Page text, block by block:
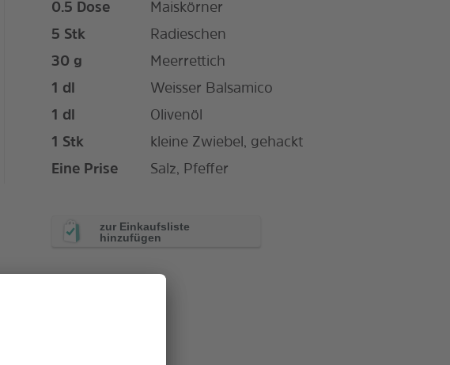
0.5 Dose
Maiskörner
5 Stk
Radieschen
30 g
Meerrettich
1 dl
Weisser Balsamico
1 dl
Olivenöl
1 Stk
kleine Zwiebel, gehackt
Eine Prise
Salz, Pfeffer
zur Einkaufsliste
hinzufügen